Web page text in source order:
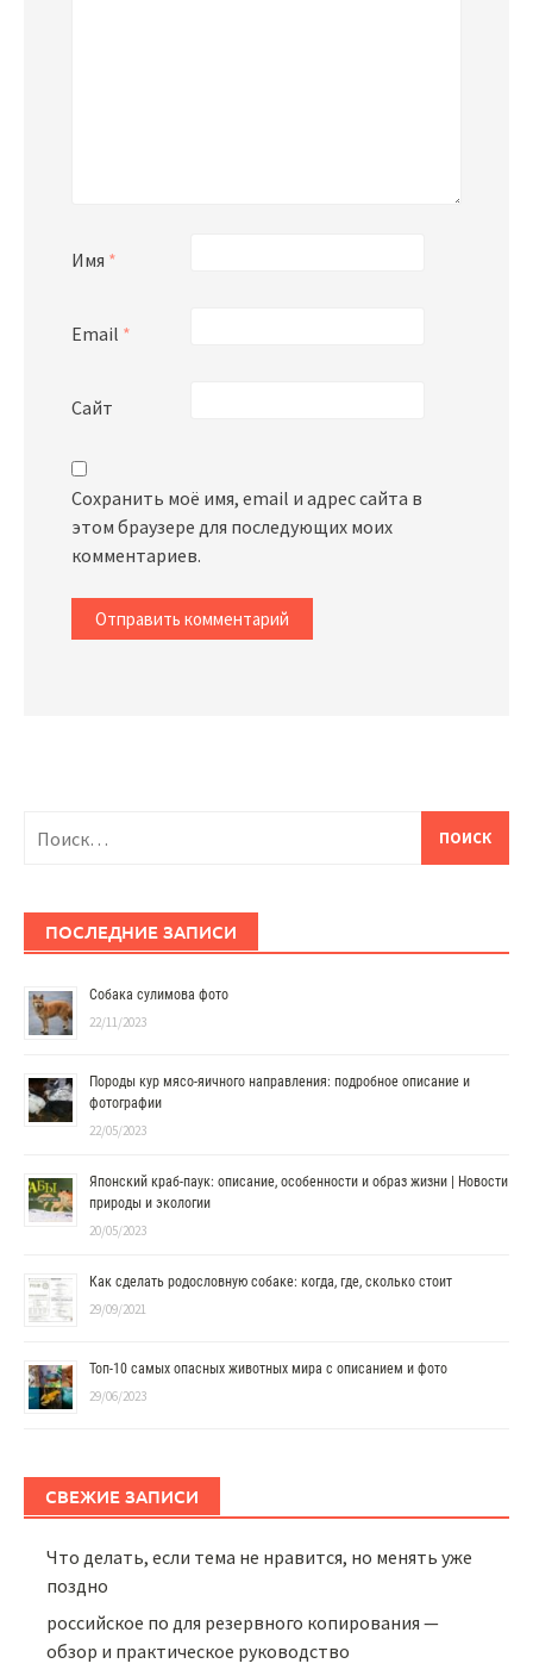
Имя *
Email *
Сайт
Сохранить моё имя, email и адрес сайта в
этом браузере для последующих моих
комментариев.
ПОСЛЕДНИЕ ЗАПИСИ
Собака сулимова фото
22/11/2023
Породы кур мясо-яичного направления: подробное описание и
фотографии
22/05/2023
Японский краб-паук: описание, особенности и образ жизни | Новости
природы и экологии
20/05/2023
Как сделать родословную собаке: когда, где, сколько стоит
29/09/2021
Топ-10 самых опасных животных мира с описанием и фото
29/06/2023
СВЕЖИЕ ЗАПИСИ
Что делать, если тема не нравится, но менять уже
поздно
российское по для резервного копирования —
обзор и практическое руководство